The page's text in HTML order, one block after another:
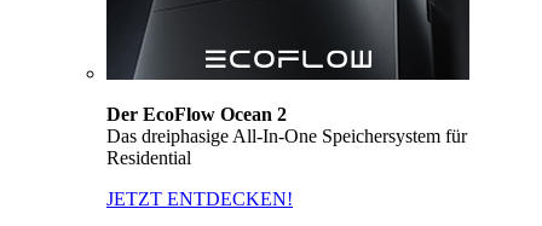
Der EcoFlow Ocean 2
Das dreiphasige All-In-One Speichersystem für
Residential
JETZT ENTDECKEN!